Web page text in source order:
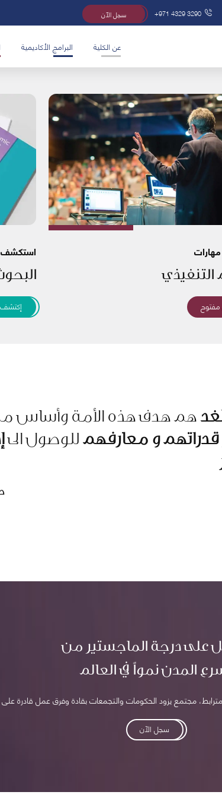
+971 4329 3290 سجل الآن
عن الكلية البرامج الأكاديمية
التنفيذي
مفتوح
استكشف
إكتشف
هم هدف هذه الأمة وأساس
قدراتهم و معارفهمللوصول الى
على درجة الماجستير من
المدن نمواً في العالم
مجتمع يزود الحكومات والتجمعات بقادة وفرق عمل قادرة على
سجل الآن